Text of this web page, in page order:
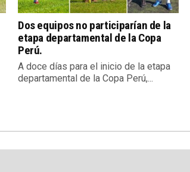
Dos equipos no participarían de la
etapa departamental de la Copa
Perú.
A doce días para el inicio de la etapa
departamental de la Copa Perú,...